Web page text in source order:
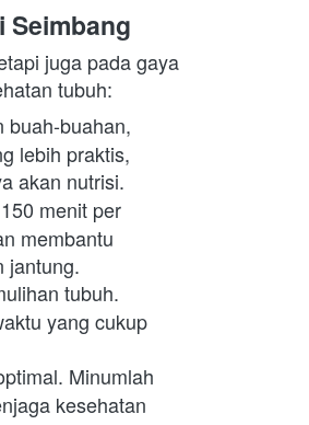
Seimbang
juga pada gaya
tubuh:
buah-buahan,
lebih praktis,
akan nutrisi.
menit per
membantu
jantung.
tubuh.
yang cukup
Minumlah
kesehatan